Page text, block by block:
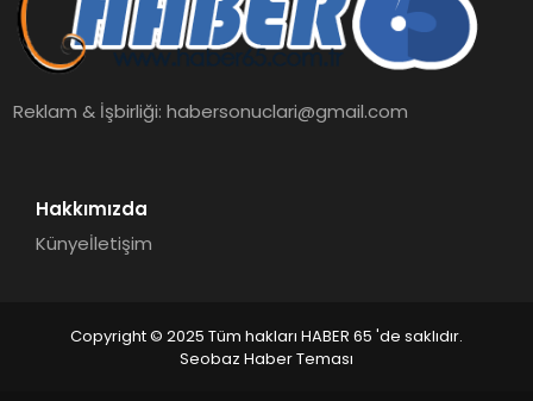
Reklam & İşbirliği:habersonuclari@gmail.com
Hakkımızda
Künyeİletişim
Copyright © 2025 Tüm hakları HABER 65 'de saklıdır.
Seobaz Haber Teması